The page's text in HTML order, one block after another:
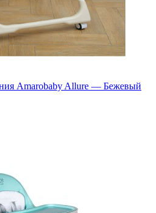
Amarobaby Allure — Бежевый